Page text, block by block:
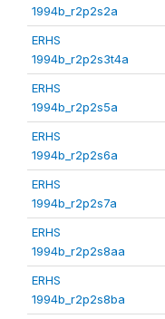
1994b_r2p2s2a
ERHS
1994b_r2p2s3t4a
ERHS
1994b_r2p2s5a
ERHS
1994b_r2p2s6a
ERHS
1994b_r2p2s7a
ERHS
1994b_r2p2s8aa
ERHS
1994b_r2p2s8ba